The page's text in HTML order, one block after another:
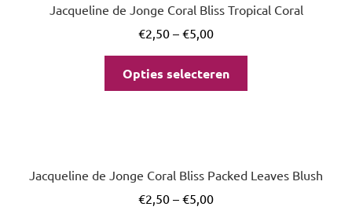
Jacqueline de Jonge Coral Bliss Tropical Coral
€2,50 – €5,00
Opties selecteren
Jacqueline de Jonge Coral Bliss Packed Leaves Blush
€2,50 – €5,00